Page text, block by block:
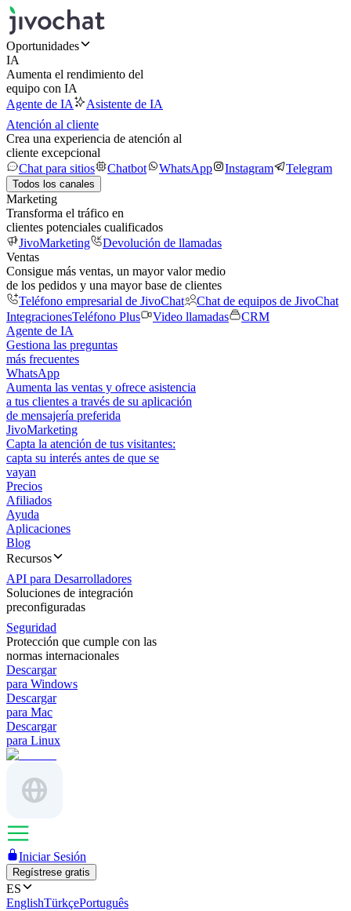
Oportunidades
IA
Aumenta el rendimiento del
equipo con IA
Agente de IA
Asistente de IA
Atención al cliente
Crea una experiencia de atención al
cliente excepcional
Chat para sitios
Chatbot WhatsApp Instagram Telegram
Todos los canales
Marketing
Transforma el tráfico en
clientes potenciales cualificados
JivoMarketing
Devolución de llamadas
Ventas
Consigue más ventas, un mayor valor medio
de los pedidos y una mayor base de clientes
Teléfono empresarial de JivoChat
Chat de equipos de JivoChat
IntegracionesTeléfono Plus Video llamadas
CRM
Agente de IA
Gestiona las preguntas
más frecuentes
WhatsApp
Aumenta las ventas y ofrece asistencia
a tus clientes a través de su aplicación
de mensajería preferida
JivoMarketing
Capta la atención de tus visitantes:
capta su interés antes de que se
vayan
Precios
Afiliados
Ayuda
Aplicaciones
Blog
Recursos
API para Desarrolladores
Soluciones de integración
preconfiguradas
Seguridad
Protección que cumple con las
normas internacionales
Descargar
para Windows
Descargar
para Mac
Descargar
para Linux
Iniciar Sesión
Regístrese gratis
ES
EnglishTürkçePortuguês